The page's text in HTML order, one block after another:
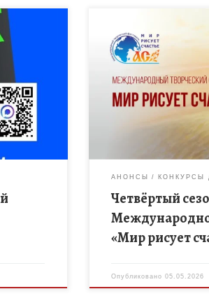
АНО
о старте
Центр социокультурной
реабилитации и
«Подари Любовь Миру»)
четвёртого сезона
«Мир рисует счастье».
АНОНСЫ КОНКУРСЫ
Четвёртый
«Мир рисует
Опубликовано05.05.2026